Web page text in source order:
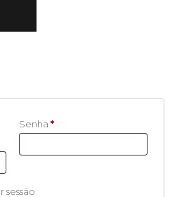
Senha *
sessão